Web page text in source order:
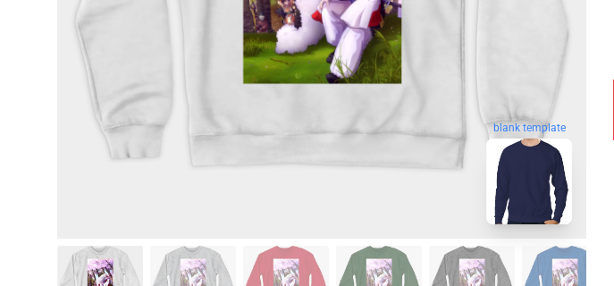
blank template